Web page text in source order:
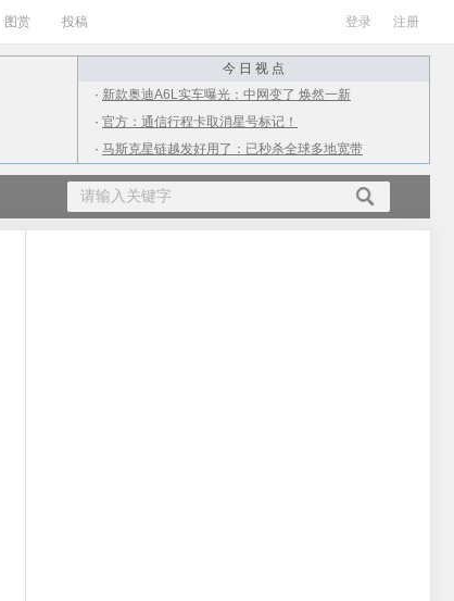
图赏 投稿 登录 注册
今 日 视 点
· 新款奥迪A6L实车曝光：中网变了 焕然一新
· 官方：通信行程卡取消星号标记！
· 马斯克星链越发好用了：已秒杀全球多地宽带
·ARM X3/A715/A510 CPU发布：最大12核
·从4千到2万！上半年值得购买的10款游戏本
·广电放号第二天：网友实测iPhone信号满格